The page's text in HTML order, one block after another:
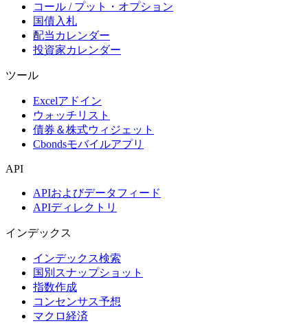
コール / プット・オプション
国債入札
配当カレンダー
投資家カレンダー
ツール
Excelアドイン
ウォッチリスト
債券＆株式ウィジェット
Cbondsモバイルアプリ
API
APIおよびデータフィード
APIディレクトリ
インデックス
インデックス検索
国別スナップショット
指数作成
コンセンサス予想
マクロ経済